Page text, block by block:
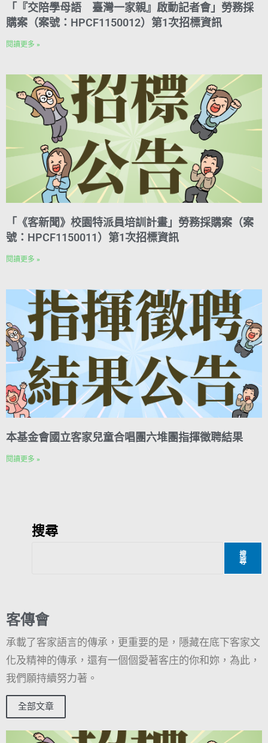
「『交陪學母語 臺灣一家親』啟動記者會」勞務採
購案（案號：HPCF1150012）第1次招標資訊
閱讀更多 »
「《客新聞》校園特派員培訓計畫」勞務採購案（案
號：HPCF1150011）第1次招標資訊
閱讀更多 »
本基金會國立客家兒童合唱團六堆團指揮徵聘結果
閱讀更多 »
搜尋
搜
尋
客傳會
承載了客家語言的傳承，更重要的是，隱藏在底下客家文
化及精神的傳承，還有一個個愛著客庄的你和妳，為此，
我們願持續努力著。
全部文章